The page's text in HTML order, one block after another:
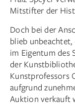
Mitstifter der
Doch bei der
blieb unbeachtet,
im Eigentum des
der
Kunstprofessors
aufgrund
Auktion verkauft